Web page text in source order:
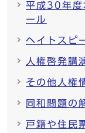
平成30年度
ール
ヘイトスピ
人権啓発講
その他人権
同和問題の
戸籍や住民